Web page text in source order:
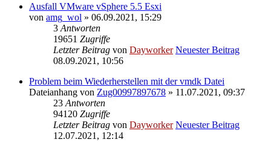
Ausfall VMware vSphere 5.5 Esxi
von amg_wol » 06.09.2021, 15:29
3 Antworten
19651 Zugriffe
Letzter Beitrag von Dayworker Neuester Beitrag
08.09.2021, 10:56
Problem beim Wiederherstellen mit der vmdk Datei
Dateianhang von Zug00997897678 » 11.07.2021, 09:37
23 Antworten
94120 Zugriffe
Letzter Beitrag von Dayworker Neuester Beitrag
12.07.2021, 12:14